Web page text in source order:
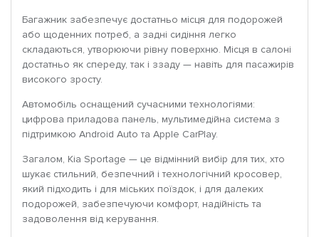
Багажник забезпечує достатньо місця для подорожей
або щоденних потреб, а задні сидіння легко
складаються, утворюючи рівну поверхню. Місця в салоні
достатньо як спереду, так і ззаду — навіть для пасажирів
високого зросту.
Автомобіль оснащений сучасними технологіями:
цифрова приладова панель, мультимедійна система з
підтримкою Android Auto та Apple CarPlay.
Загалом, Kia Sportage — це відмінний вибір для тих, хто
шукає стильний, безпечний і технологічний кросовер,
який підходить і для міських поїздок, і для далеких
подорожей, забезпечуючи комфорт, надійність та
задоволення від керування.